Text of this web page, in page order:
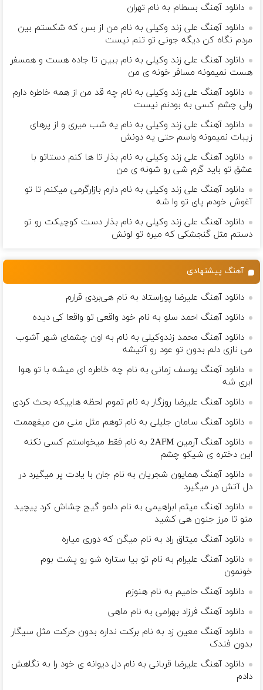
دانلود آهنگ بسطام به نام تهران
دانلود آهنگ علی زند وکیلی به نام من از بس كه شكستم بین
مردم نگاه كن دیگه جونى تو تنم نیست
دانلود آهنگ علی زند وکیلی به نام ببین تا جاده هست و همسفر
هست نمیمونه مسافر خونه ی من
دانلود آهنگ علی زند وکیلی به نام چه قد من از همه خاطره دارم
ولی چشم كسی به بودنم نیست
دانلود آهنگ علی زند وکیلی به نام یه شب میرى و از پرهای
زيبات نمیمونه واسم حتی یه دونش
دانلود آهنگ علی زند وکیلی به نام بذار تا ها كنم دستاتو با
عشق تو باید گرم شی رو شونه ى من
دانلود آهنگ علی زند وکیلی به نام دارم بازارگرمی میكنم تا تو
آغوش خودم پای تو وا شه
دانلود آهنگ علی زند وکیلی به نام بذار دست كوچیكت رو تو
دستم مثل گنجشكی كه میره تو لونش
آهنگ پیشنهادی
دانلود آهنگ علیرضا پوراستاد به نام هی‌بردی قرارم
دانلود آهنگ احمد سلو به نام خود واقعی تو واقعا کی دیده
دانلود آهنگ محمد زندوکیلی به نام به اون چشمای شهر آشوب
می نازی دلم بدون تو عود رو آتیشه
دانلود آهنگ یوسف زمانی به نام چه خاطره ای میشه با تو هوا
ابری شه
دانلود آهنگ علیرضا روزگار به نام تموم لحظه هاییکه بحث کردی
دانلود آهنگ سامان جلیلی به نام توهم مثل منی من میفهممت
دانلود آهنگ آرمین 2AFM به نام فقط میخواستم کسی نکنه
این دختره ی شیکو چشم
دانلود آهنگ همایون شجریان به نام جان با یادت پر میگیرد در
دل آتش در میگیرد
دانلود آهنگ میثم ابراهیمی به نام دلمو گیج چشاش کرد پیچید
منو تا مرز جنون هی کشید
دانلود آهنگ میثاق راد به نام میگن که دوری میاره
دانلود آهنگ علیرام به نام تو بیا ستاره شو رو پشت بوم
خونمون
دانلود آهنگ حامیم به نام هنوزم
دانلود آهنگ فرزاد بهرامی به نام ماهی
دانلود آهنگ معین زد به نام برکت نداره بدون حرکت مثل سیگار
بدون فندک
دانلود آهنگ علیرضا قربانی به نام دل دیوانه ی خود را به نگاهش
دادم